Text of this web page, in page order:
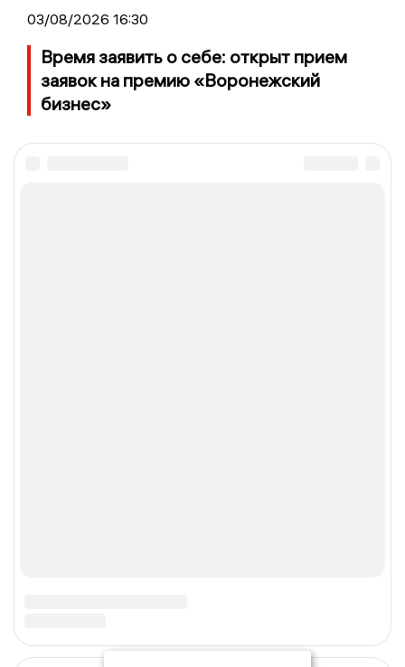
03/08/2026 16:30
Время заявить о себе: открыт прием
заявок на премию «Воронежский
бизнес»